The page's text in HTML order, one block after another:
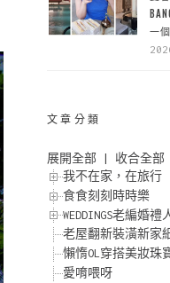
一
文章分類
展開全部
收合全部
我不在家，在旅行
食食刻刻時時樂
WEDDINGS老編婚禮
老屋翻新裝潢新家
懶惰OL穿搭美妝珠
愛唷喂呀